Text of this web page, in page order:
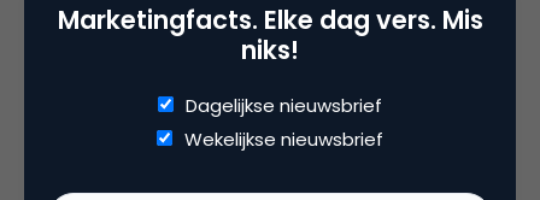
www.finno.nl.
Deel dit artikel
Kopieer link
Marketingfacts. Elke dag vers. Mis
niks!
Dagelijkse nieuwsbrief
Wekelijkse nieuwsbrief